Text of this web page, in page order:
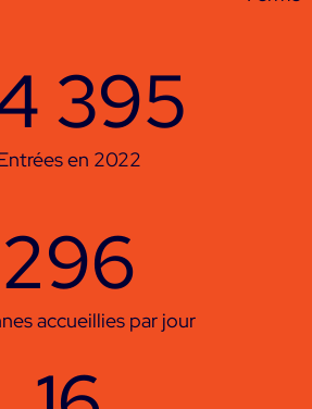
en 2022
395
accueillies par jour
296